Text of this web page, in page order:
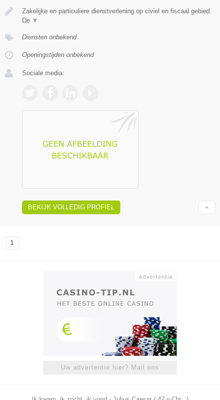
Zakelijke en particuliere dienstverlening op civiel en fiscaal gebied.
De ▼
Diensten onbekend
Openingstijden onbekend
Sociale media:
BEKIJK VOLLEDIG PROFIEL
1
Uw advertentie hier? Mail ons